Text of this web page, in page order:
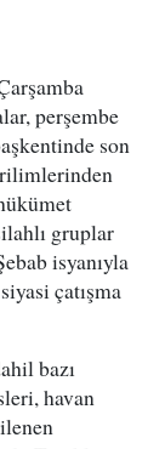
perşembe
son
gruplar
isyanıyla
çatışma
bazı
havan